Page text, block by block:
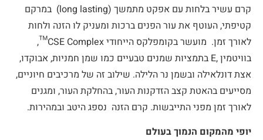
קרם עשיר בלחות עם אפקט מתמשך (long lasting) במרקם
קטיפתי, העוטף את עור הפנים ברכות ומעניק לו הזנה ולחות
לאורך זמן. מועשר בקומפלקס הייחודי CSE Complex™,
בוויטמין ,E בתמציות שמנים טבעיים כמו שמן חמניות, אבוקדו,
אצת דונלאילה ובשמן נר הלילה. שילוב זה של מרכיבים חיוניים,
מסייעים בהאטת קצב הזדקנות העור, בהחלקת העור, ומגנים
לאורך זמן מפני התייבשות. קרם הזנה נספג היטב ובמהירות.
יופי מהמקום הנמוך בעולם